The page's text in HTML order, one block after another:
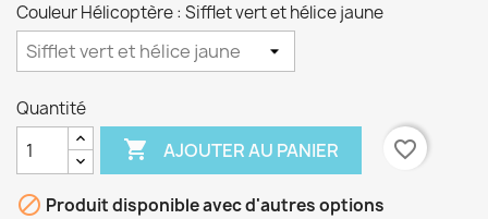
Couleur Hélicoptère : Sifflet vert et hélice jaune
Quantité
 AJOUTER AU PANIER favorite_border
 Produit disponible avec d'autres options